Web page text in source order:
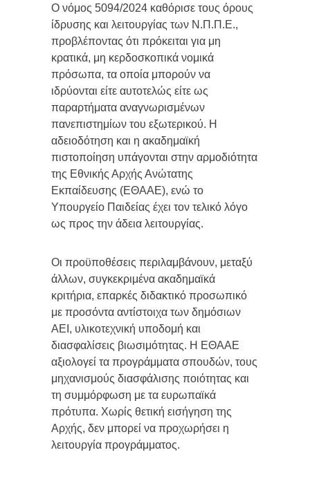
Ο νόμος 5094/2024 καθόρισε τους όρους
ίδρυσης και λειτουργίας των Ν.Π.Π.Ε.,
προβλέποντας ότι πρόκειται για μη
κρατικά, μη κερδοσκοπικά νομικά
πρόσωπα, τα οποία μπορούν να
ιδρύονται είτε αυτοτελώς είτε ως
παραρτήματα αναγνωρισμένων
πανεπιστημίων του εξωτερικού. Η
αδειοδότηση και η ακαδημαϊκή
πιστοποίηση υπάγονται στην αρμοδιότητα
της Εθνικής Αρχής Ανώτατης
Εκπαίδευσης (ΕΘΑΑΕ), ενώ το
Υπουργείο Παιδείας έχει τον τελικό λόγο
ως προς την άδεια λειτουργίας.
Οι προϋποθέσεις περιλαμβάνουν, μεταξύ
άλλων, συγκεκριμένα ακαδημαϊκά
κριτήρια, επαρκές διδακτικό προσωπικό
με προσόντα αντίστοιχα των δημόσιων
ΑΕΙ, υλικοτεχνική υποδομή και
διασφαλίσεις βιωσιμότητας. Η ΕΘΑΑΕ
αξιολογεί τα προγράμματα σπουδών, τους
μηχανισμούς διασφάλισης ποιότητας και
τη συμμόρφωση με τα ευρωπαϊκά
πρότυπα. Χωρίς θετική εισήγηση της
Αρχής, δεν μπορεί να προχωρήσει η
λειτουργία προγράμματος.